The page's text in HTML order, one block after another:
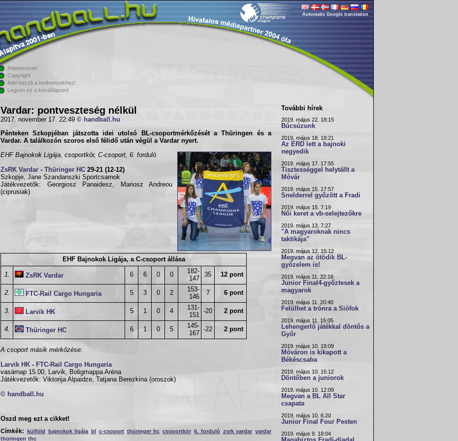
Automatic Google translation
Impresszum
Copyright
Add hozzá a kedvencekhez!
Legyen ez a kezdőlapom!
Vardar: pontveszteség nélkül
2017. november 17. 22:49 © handball.hu
Pénteken Szkopjéban játszotta idei utolsó BL-csoportmérkőzését aThüringen és a
Vardar. A találkozón szoros első félidő után végül a Vardar nyert.
EHF Bajnokok Ligája, csoportkör, C-csoport, 6. forduló
ZsRK Vardar - Thüringer HC 29-21 (12-12)
Szkopje, Jane Szandanszki Sportcsarnok
Játékvezetők: Georgiosz Panaidesz, Mariosz Andreou
(ciprusiak)
EHF Bajnokok Ligája, a C-csoport állása
1. ZsRK Vardar 6 6 0 0
182-
147
35 12 pont
2. FTC-Rail Cargo Hungaria 5 3 0 2
153-
146
7 6 pont
3. Larvik HK 5 1 0 4
131-
151
-20 2 pont
4. Thüringer HC 6 1 0 5
145-
167
-22 2 pont
A csoport másik mérkőzése:
Larvik HK - FTC-Rail Cargo Hungaria
vasárnap 15.00, Larvik, Boligmappa Aréna
Játékvezetők: Viktorija Alpaidze, Tatjana Berezkina (oroszok)
© handball.hu
Oszd meg ezt a cikket!
Címkék: külföld bajnokok ligája bl c-csoport thüringer hc csoportkör 6. forduló zsrk vardar vardar
thüringen thc
További hírek
2019. május 22. 18:15
Búcsúzunk
2019. május 18. 18:21
Az ÉRD lett a bajnoki
negyedik
2019. május 17. 17:55
Tisztességgel helytállt a
Móvár
2019. május 15. 17:57
Snelderrel győzött a Fradi
2019. május 15. 7:19
Női keret a vb-selejtezőkre
2019. május 13. 7:27
"A magyaroknak nincs
taktikája"
2019. május 12. 15:12
Megvan az ötödik BL-
győzelem is!
2019. május 11. 22:16
Junior Final4-győztesek a
magyarok
2019. május 11. 20:40
Felülhet a trónra a Siófok
2019. május 11. 15:05
Lehengerlő játékkal döntős a
Győr
2019. május 10. 19:09
Móváron is kikapott a
Békéscsaba
2019. május 10. 15:12
Döntőben a juniorok
2019. május 10. 12:09
Megvan a BL All Star
csapata
2019. május 10. 6:20
Junior Final Four Pesten
2019. május 9. 18:04